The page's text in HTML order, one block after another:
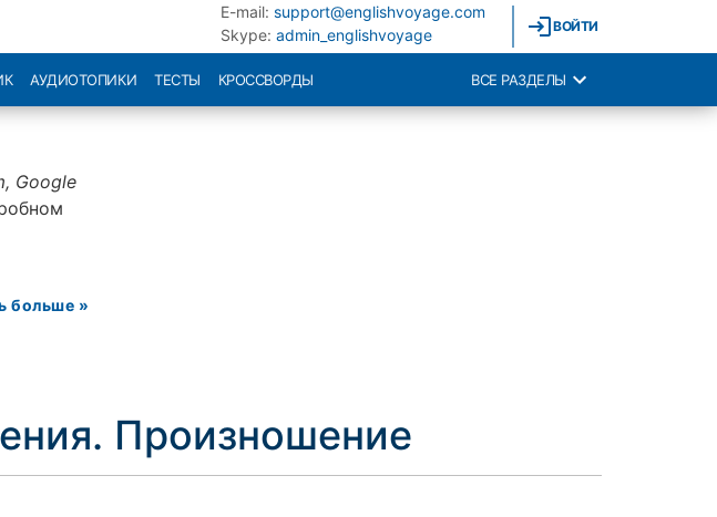
E-mail:support@englishvoyage.com
Skype:admin_englishvoyage ВОЙТИ
АУДИОТОПИКИ ТЕСТЫ КРОССВОРДЫ ВСЕ РАЗДЕЛЫ
Google
больше »
Произношение